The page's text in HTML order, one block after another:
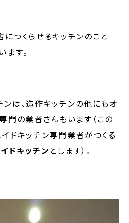
つくらせるキッチンのこと
ます。
は、造作キッチンの他にもオ
門の業者さんもいます（この
ドキッチン専門業者がつくる
ドキッチン とします）。